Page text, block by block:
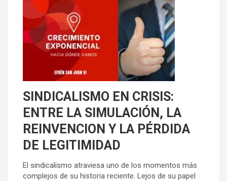
SINDICALISMO EN CRISIS:
ENTRE LA SIMULACIÓN, LA
REINVENCION Y LA PÉRDIDA
DE LEGITIMIDAD
El sindicalismo atraviesa uno de los momentos más
complejos de su historia reciente. Lejos de su papel